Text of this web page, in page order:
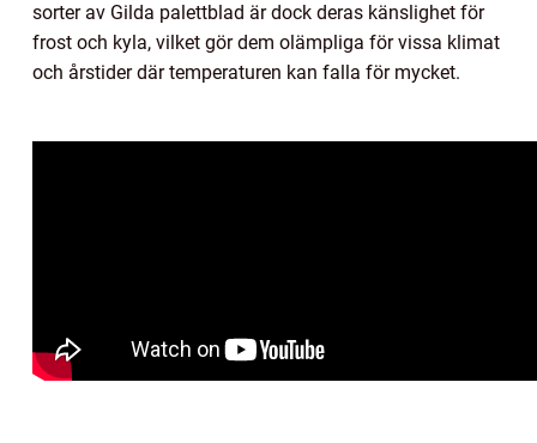
sorter av Gilda palettblad är dock deras känslighet för
frost och kyla, vilket gör dem olämpliga för vissa klimat
och årstider där temperaturen kan falla för mycket.